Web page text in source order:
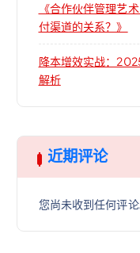
《合作伙伴管理艺
付渠道的关系？》
降本增效实战：
解析
近期评论
您尚未收到任何评论